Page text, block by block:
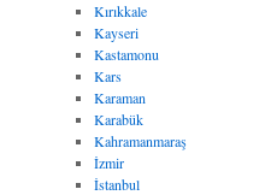
Kırıkkale
Kayseri
Kastamonu
Kars
Karaman
Karabük
Kahramanmaraş
İzmir
İstanbul